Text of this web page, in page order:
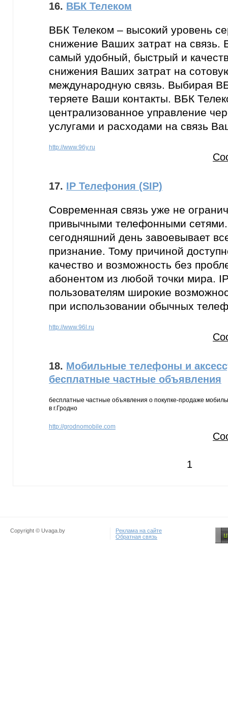
16. ВБК Телеком
ВБК Телеком – высокий уровень
снижение Ваших затрат на связь.
самый удобный, быстрый и
снижения Ваших затрат на
международную связь. Выбирая
теряете Ваши контакты. ВБК
централизованное управление
услугами и расходами на связь
http://www.96y.ru
17. IP Телефония (SIP)
Современная связь уже не
привычными телефонными
сегодняшний день завоевывает
признание. Тому причиной
качество и возможность без
абонентом из любой точки мира.
пользователям широкие
при использовании обычных
http://www.96l.ru
18. Мобильные телефоны и
бесплатные частные объявления
бесплатные частные объявления о покупке-продаже
в г.Гродно
http://grodnomobile.com
1
Copyright © Uvaga.by
Реклама на сайте
Обратная связь